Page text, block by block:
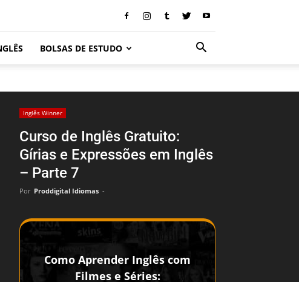
BOLSAS DE ESTUDO
Inglês Winner
Curso de Inglês Gratuito:
Gírias e Expressões em Inglês
– Parte 7
Por Proddigital Idiomas -
Como Aprender Inglês com
Filmes e Séries: